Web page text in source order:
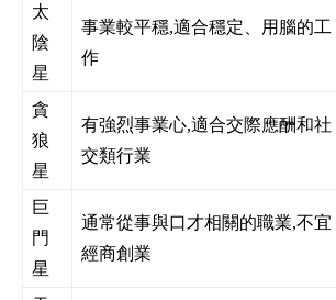
太
陰
星
事業較平穩,適合穩定、用腦的工
作
貪
狼
星
有強烈事業心,適合交際應酬和社
交類行業
巨
門
星
通常從事與口才相關的職業,不宜
經商創業